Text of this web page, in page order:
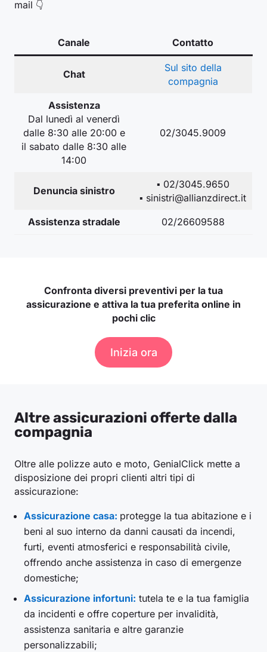
mail 👇
Canale Contatto
Chat
Sul sito della
compagnia
Assistenza
Dal lunedì al venerdì
dalle 8:30 alle 20:00 e
il sabato dalle 8:30 alle
14:00
02/3045.9009
Denuncia sinistro
▪️ 02/3045.9650
▪️ sinistri@allianzdirect.it
Assistenza stradale
02/26609588
Confronta diversi preventivi per la tua
assicurazione e attiva la tua preferita online in
pochi clic
Inizia ora
Altre assicurazioni offerte dalla
compagnia
Oltre alle polizze auto e moto, GenialClick mette a
disposizione dei propri clienti altri tipi di
assicurazione:
Assicurazione casa: protegge la tua abitazione e i
beni al suo interno da danni causati da incendi,
furti, eventi atmosferici e responsabilità civile,
offrendo anche assistenza in caso di emergenze
domestiche;
Assicurazione infortuni: tutela te e la tua famiglia
da incidenti e offre coperture per invalidità,
assistenza sanitaria e altre garanzie
personalizzabili;